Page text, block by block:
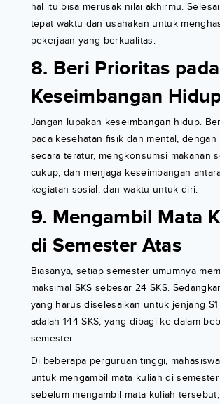
hal itu bisa merusak nilai akhirmu.
tepat waktu dan usahakan untuk
pekerjaan yang berkualitas.
8. Beri Prioritas pada
Keseimbangan
Jangan lupakan keseimbangan hidup.
pada kesehatan fisik dan mental, dengan
secara teratur, mengkonsumsi makanan
cukup, dan menjaga keseimbangan
kegiatan sosial, dan waktu untuk diri.
9. Mengambil Mata
di Semester Atas
Biasanya, setiap semester umumnya
maksimal SKS sebesar 24 SKS.
yang harus diselesaikan untuk jenjang
adalah 144 SKS, yang dibagi ke dalam
semester.
Di beberapa perguruan tinggi,
untuk mengambil mata kuliah di
sebelum mengambil mata kuliah